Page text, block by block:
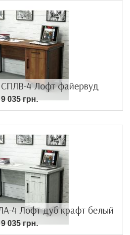
4 Лофт файервуд
9 035 грн.
4 Лофт дуб крафт белый
9 035 грн.